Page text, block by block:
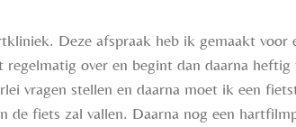
Deze afspraak heb ik gemaakt voor
regelmatig over en begint dan daarna
vragen stellen en daarna moet ik een
de fiets zal vallen. Daarna nog een